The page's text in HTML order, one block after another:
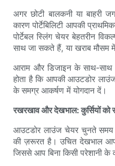
अगर छोटी बालकनी या बाहरी
कारण पोर्टेबिलिटी आपकी
पोर्टेबल स्लिंग चेयर बेहतरीन
साथ जा सकते हैं, या खराब
आराम और डिजाइन के साथ-साथ
होता है कि आपकी आउटडोर
के समग्र आकर्षण में योगदान दें।
रखरखाव और देखभाल: कुर्सियों को
आउटडोर लाउंज चेयर चुनते समय
की ज़रूरत है। उचित देखभाल
जिससे आप बिना किसी परेशानी